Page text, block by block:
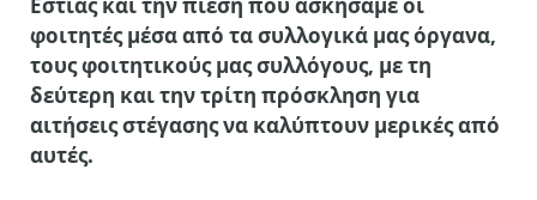
φοιτητές μέσα από τα συλλογικά μας όργανα,
τους φοιτητικούς μας συλλόγους, με τη
δεύτερη και την τρίτη πρόσκληση για
αιτήσεις στέγασης να καλύπτουν μερικές από
αυτές.